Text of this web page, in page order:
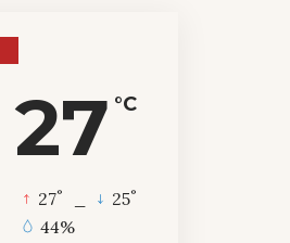
27 °C
27° 25°
44%